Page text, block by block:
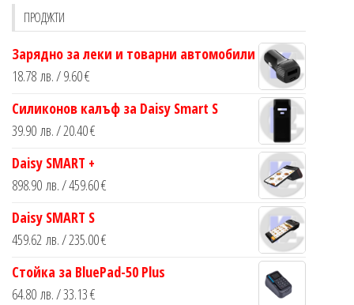
ПРОДУКТИ
Зарядно за леки и товарни автомобили
18.78 лв. / 9.60 €
Силиконов калъф за Daisy Smart S
39.90 лв. / 20.40 €
Daisy SMART +
898.90 лв. / 459.60 €
Daisy SMART S
459.62 лв. / 235.00 €
Стойка за BluePad-50 Plus
64.80 лв. / 33.13 €